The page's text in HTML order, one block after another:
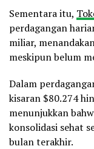
Sementara itu,
perdagangan
miliar,
meskipun belum
Dalam
kisaran $80.274
menunjukkan
konsolidasi sehat
bulan terakhir.